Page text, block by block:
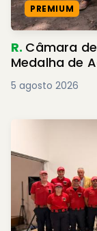
PREMIUM
R. Câmara de
Medalha de
5 agosto 2026